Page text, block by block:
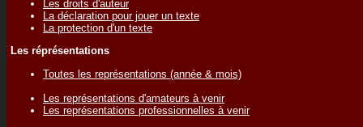
Les droits d'auteur
La déclaration pour jouer un texte
La protection d'un texte
Les réprésentations
Toutes les représentations (année & mois)
Les représentations d'amateurs à venir
Les représentations professionnelles à venir